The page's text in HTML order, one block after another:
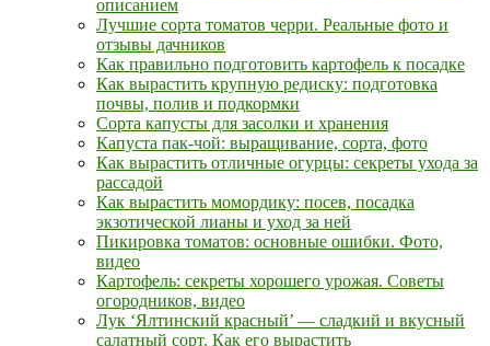
описанием
Лучшие сорта томатов черри. Реальные фото и
отзывы дачников
Как правильно подготовить картофель к посадке
Как вырастить крупную редиску: подготовка
почвы, полив и подкормки
Сорта капусты для засолки и хранения
Капуста пак-чой: выращивание, сорта, фото
Как вырастить отличные огурцы: секреты ухода за
рассадой
Как вырастить момордику: посев, посадка
экзотической лианы и уход за ней
Пикировка томатов: основные ошибки. Фото,
видео
Картофель: секреты хорошего урожая. Советы
огородников, видео
Лук ‘Ялтинский красный’ — сладкий и вкусный
салатный сорт. Как его вырастить